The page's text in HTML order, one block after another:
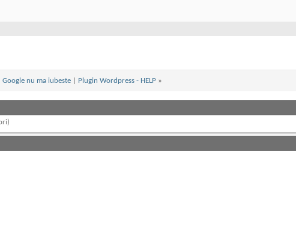
Google nu ma iubeste Plugin Wordpress - HELP »